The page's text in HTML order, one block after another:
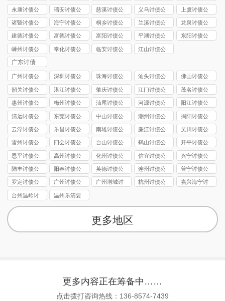
司
司
司
司
司
永康讨债公
司
瑞安讨债公
司
慈溪讨债公
司
义乌讨债公
司
上虞讨债公
司
诸暨讨债公
司
海宁讨债公
司
桐乡讨债公
司
兰溪讨债公
司
龙泉讨债公
司
建德讨债公
司
富德讨债公
司
富阳讨债公
司
平湖讨债公
司
东阳讨债公
嵊州讨债公
司
奉化讨债公
临安讨债公
江山讨债公
广东讨债
广州讨债公
司
深圳讨债公
司
珠海讨债公
司
汕头讨债公
司
佛山讨债公
司
韶关讨债公
司
湛江讨债公
司
肇庆讨债公
司
江门讨债公
司
茂名讨债公
司
惠州讨债公
司
梅州讨债公
司
汕尾讨债公
司
河源讨债公
司
阳江讨债公
司
清远讨债公
司
东莞讨债公
司
中山讨债公
司
潮州讨债公
司
揭阳讨债公
司
云浮讨债公
司
乐昌讨债公
司
南雄讨债公
司
廉江讨债公
司
吴川讨债公
司
雷州讨债公
司
四会讨债公
司
台山讨债公
司
鹤山讨债公
司
开平讨债公
司
恩平讨债公
司
高州讨债公
司
化州讨债公
司
信宜讨债公
司
兴宁讨债公
司
陆丰讨债公
司
阳春讨债公
司
英德讨债公
司
连州讨债公
司
普宁讨债公
司
罗定讨债公
司
广州讨债公
司
广州增城讨
杭州讨债公
嘉兴海宁讨
台州温岭讨
债公司
温州乐清要
债公司
更多地区
更多内容正在筹备中……
点击拨打咨询热线：136-8574-7439